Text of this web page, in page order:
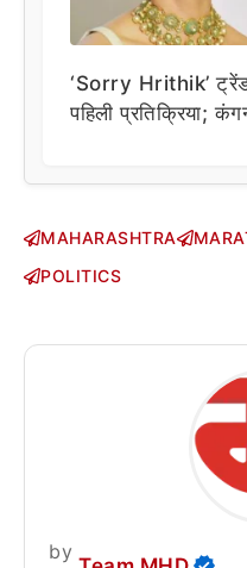
‘Sorry Hrithik’
पहिली प्रतिक्रिया;
MAHARASHTRA
POLITICS
by